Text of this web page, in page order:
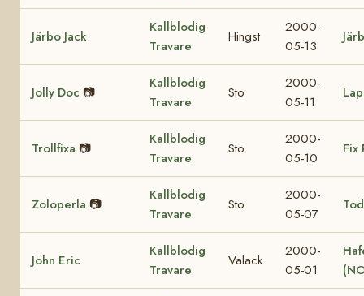
Järbo Jack
Kallblodig
Travare
Hingst
2000-
05-13
Jolly Doc 📷
Kallblodig
Travare
Sto
2000-
05-11
Trollfixa 📷
Kallblodig
Travare
Sto
2000-
05-10
Fix
Zoloperla 📷
Kallblodig
Travare
Sto
2000-
05-07
John Eric
Kallblodig
Travare
Valack
2000-
05-01